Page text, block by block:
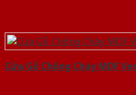
Cửa Gỗ Chống Cháy MDF